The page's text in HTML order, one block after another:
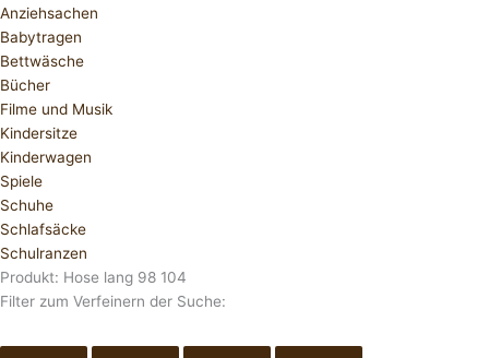
Anziehsachen
Babytragen
Bettwäsche
Bücher
Filme und Musik
Kindersitze
Kinderwagen
Spiele
Schuhe
Schlafsäcke
Schulranzen
Produkt: Hose lang 98 104
Filter zum Verfeinern der Suche: